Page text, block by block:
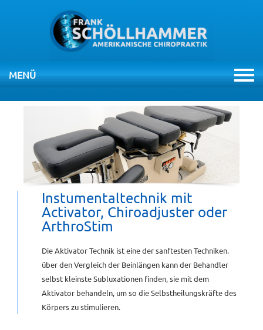
MENÜ
ÜBERSPRINGEN
PRAXIS
THERAPIEN
CHIROPRAKTIK
VIDEOS
KONTAKT
Instumentaltechnik mit
Activator, Chiroadjuster oder
ArthroStim
Die Aktivator Technik ist eine der sanftesten Techniken.
über den Vergleich der Beinlängen kann der Behandler
selbst kleinste Subluxationen finden, sie mit dem
Aktivator behandeln, um so die Selbstheilungskräfte des
Körpers zu stimulieren.